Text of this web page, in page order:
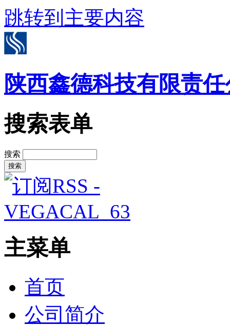
跳转到主要内容
陕西鑫德科技有限责
搜索表单
搜索
主菜单
首页
公司简介